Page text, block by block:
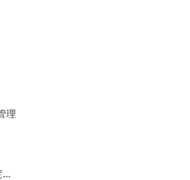
理